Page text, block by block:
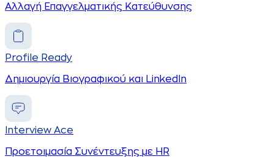
Αλλαγή Επαγγελματικής Κατεύθυνσης
Profile Ready
Δημιουργία Βιογραφικού και LinkedIn
Interview Ace
Προετοιμασία Συνέντευξης με HR